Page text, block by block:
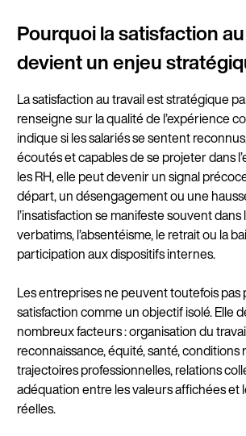
Pourquoi la satisfaction
devient un enjeu
La satisfaction au travail est stratégique
renseigne sur la qualité de l’expérience
indique si les salariés se sentent
écoutés et capables de se projeter dans
les RH, elle peut devenir un signal
départ, un désengagement ou une
l’insatisfaction se manifeste souvent
verbatims, l’absentéisme, le retrait ou la
participation aux dispositifs internes.
Les entreprises ne peuvent toutefois pas
satisfaction comme un objectif isolé. Elle
nombreux facteurs : organisation du
reconnaissance, équité, santé, conditions
trajectoires professionnelles, relations
adéquation entre les valeurs affichées et
réelles.